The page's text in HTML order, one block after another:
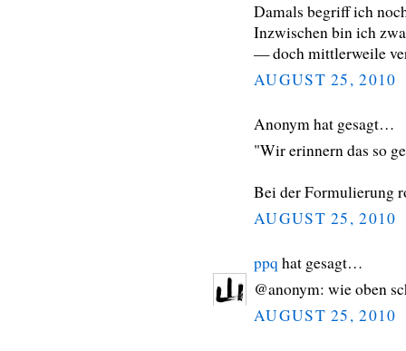
Damals begriff ich
Inzwischen bin ich
— doch mittlerweile
AUGUST 25, 2010
Anonym hat gesagt…
"Wir erinnern das so
Bei der Formulierung
AUGUST 25, 2010
ppq hat gesagt…
@anonym: wie oben
AUGUST 25, 2010